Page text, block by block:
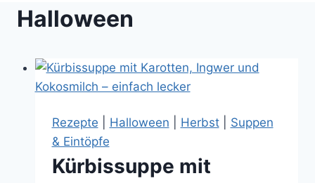
Halloween
Rezepte Halloween Herbst| Suppen
& Eintöpfe
Kürbissuppe mit